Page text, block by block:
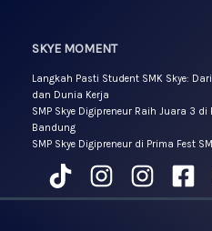
SKYE MOMENT
Langkah Pasti Student SMK Skye:
dan Dunia Kerja
SMP Skye Digipreneur Raih Juara 3 di
Bandung
SMP Skye Digipreneur di Prima Fest